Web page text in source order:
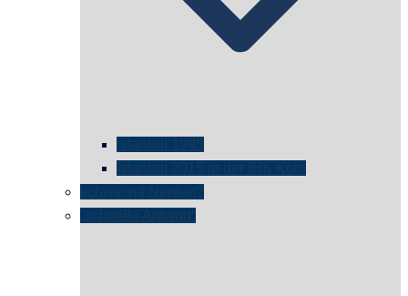
istanbul 1995
Istanbul 2015 in der IHK Köln
schwimmt Neptun?
„schnelle Antwort“